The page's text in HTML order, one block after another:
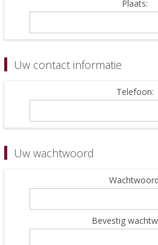
Plaats:
Uw contact informatie
Telefoon:
Uw wachtwoord
Bevestig